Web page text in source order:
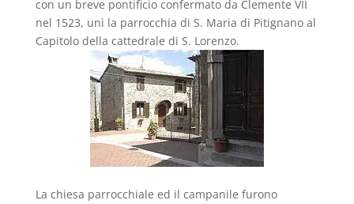
con un breve pontificio confermato da Clemente VII
nel 1523, unì la parrocchia di S. Maria di Pitignano al
Capitolo della cattedrale di S. Lorenzo.
La chiesa parrocchiale ed il campanile furono